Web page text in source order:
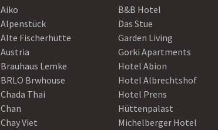
Aiko
Alpenstück
Alte Fischerhütte
Austria
Brauhaus Lemke
BRLO Brwhouse
Chada Thai
Chan
Chay Viet
B&B Hotel
Das Stue
Garden Living
Gorki Apartments
Hotel Abion
Hotel Albrechtshof
Hotel Prens
Hüttenpalast
Michelberger Hotel